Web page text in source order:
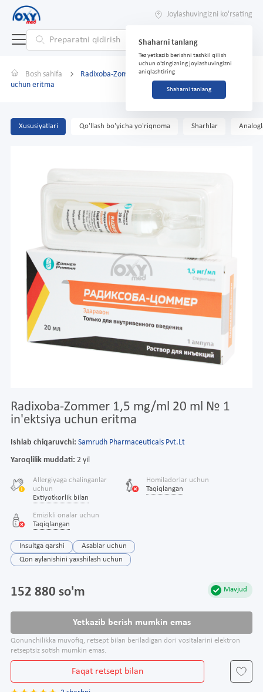
Joylashuvingizni ko'rsating
Shaharni tanlang
Tez yetkazib berishni tashkil qilish
uchun o'zingizning joylashuvingizni
aniqlashtiring
Shaharni tanlang
Bosh sahifa
Radixoba-Zommer 1,5 mg/ml 20 ml № 1 in'ektsiya
uchun eritma
Xususiyatlari Qo'llash bo'yicha yo'riqnoma Sharhlar
Radixoba-Zommer 1,5 mg/ml 20 ml № 1
in'ektsiya uchun eritma
Ishlab chiqaruvchi: Samrudh Pharmaceuticals Pvt.Lt
Yaroqlilik muddati: 2 yil
Allergiyaga chalinganlar
uchun
Extiyotkorlik bilan
Homiladorlar uchun
Taqiqlangan
Emizikli onalar uchun
Taqiqlangan
Insultga qarshi
Asablar uchun
Qon aylanishini yaxshilash uchun
Mavjud
152 880 so'm
Yetkazib berish mumkin emas
Qonunchilikka muvofiq, retsept bilan beriladigan dori vositalarini elektron
retseptsiz sotish mumkin emas.
Faqat retsept bilan